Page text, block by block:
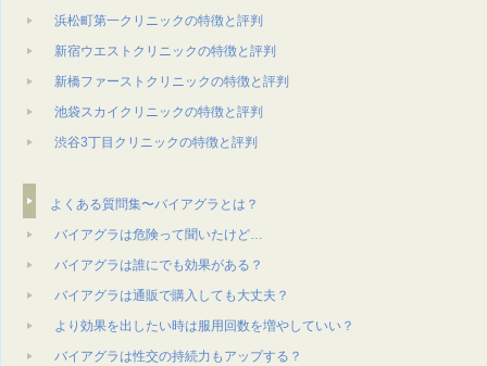
浜松町第一クリニックの特徴と評判
新宿ウエストクリニックの特徴と評判
新橋ファーストクリニックの特徴と評判
池袋スカイクリニックの特徴と評判
渋谷3丁目クリニックの特徴と評判
よくある質問集〜バイアグラとは？
バイアグラは危険って聞いたけど…
バイアグラは誰にでも効果がある？
バイアグラは通販で購⼊しても⼤丈夫？
より効果を出したい時は服⽤回数を増やしていい？
バイアグラは性交の持続⼒もアップする？